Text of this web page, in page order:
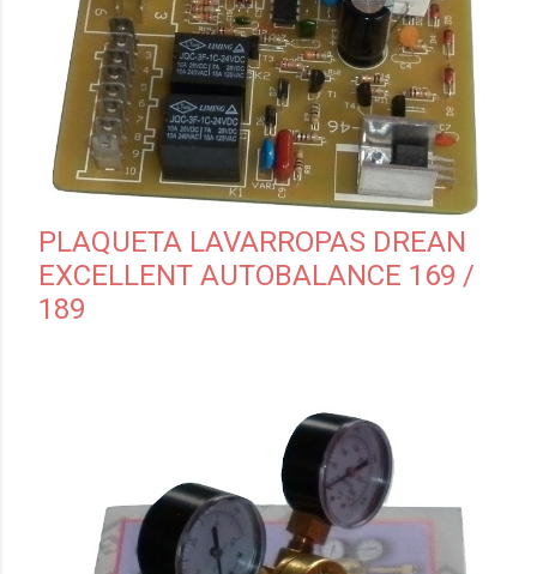
PLAQUETA LAVARROPAS DREAN
EXCELLENT AUTOBALANCE 169 /
189